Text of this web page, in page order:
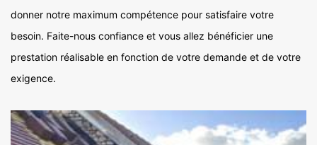
donner notre maximum compétence pour satisfaire votre
besoin. Faite-nous confiance et vous allez bénéficier une
prestation réalisable en fonction de votre demande et de votre
exigence.